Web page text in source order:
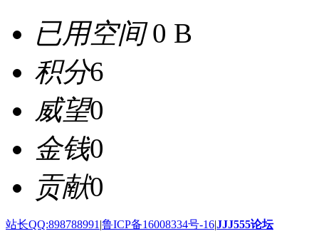
已用空间0 B
积分6
威望0
金钱0
贡献0
站长QQ:898788991 |鲁ICP备16008334号-16|JJJ555论坛